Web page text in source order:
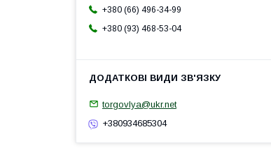
+380 (66) 496-34-99
+380 (93) 468-53-04
torgovlya@ukr.net
+380934685304